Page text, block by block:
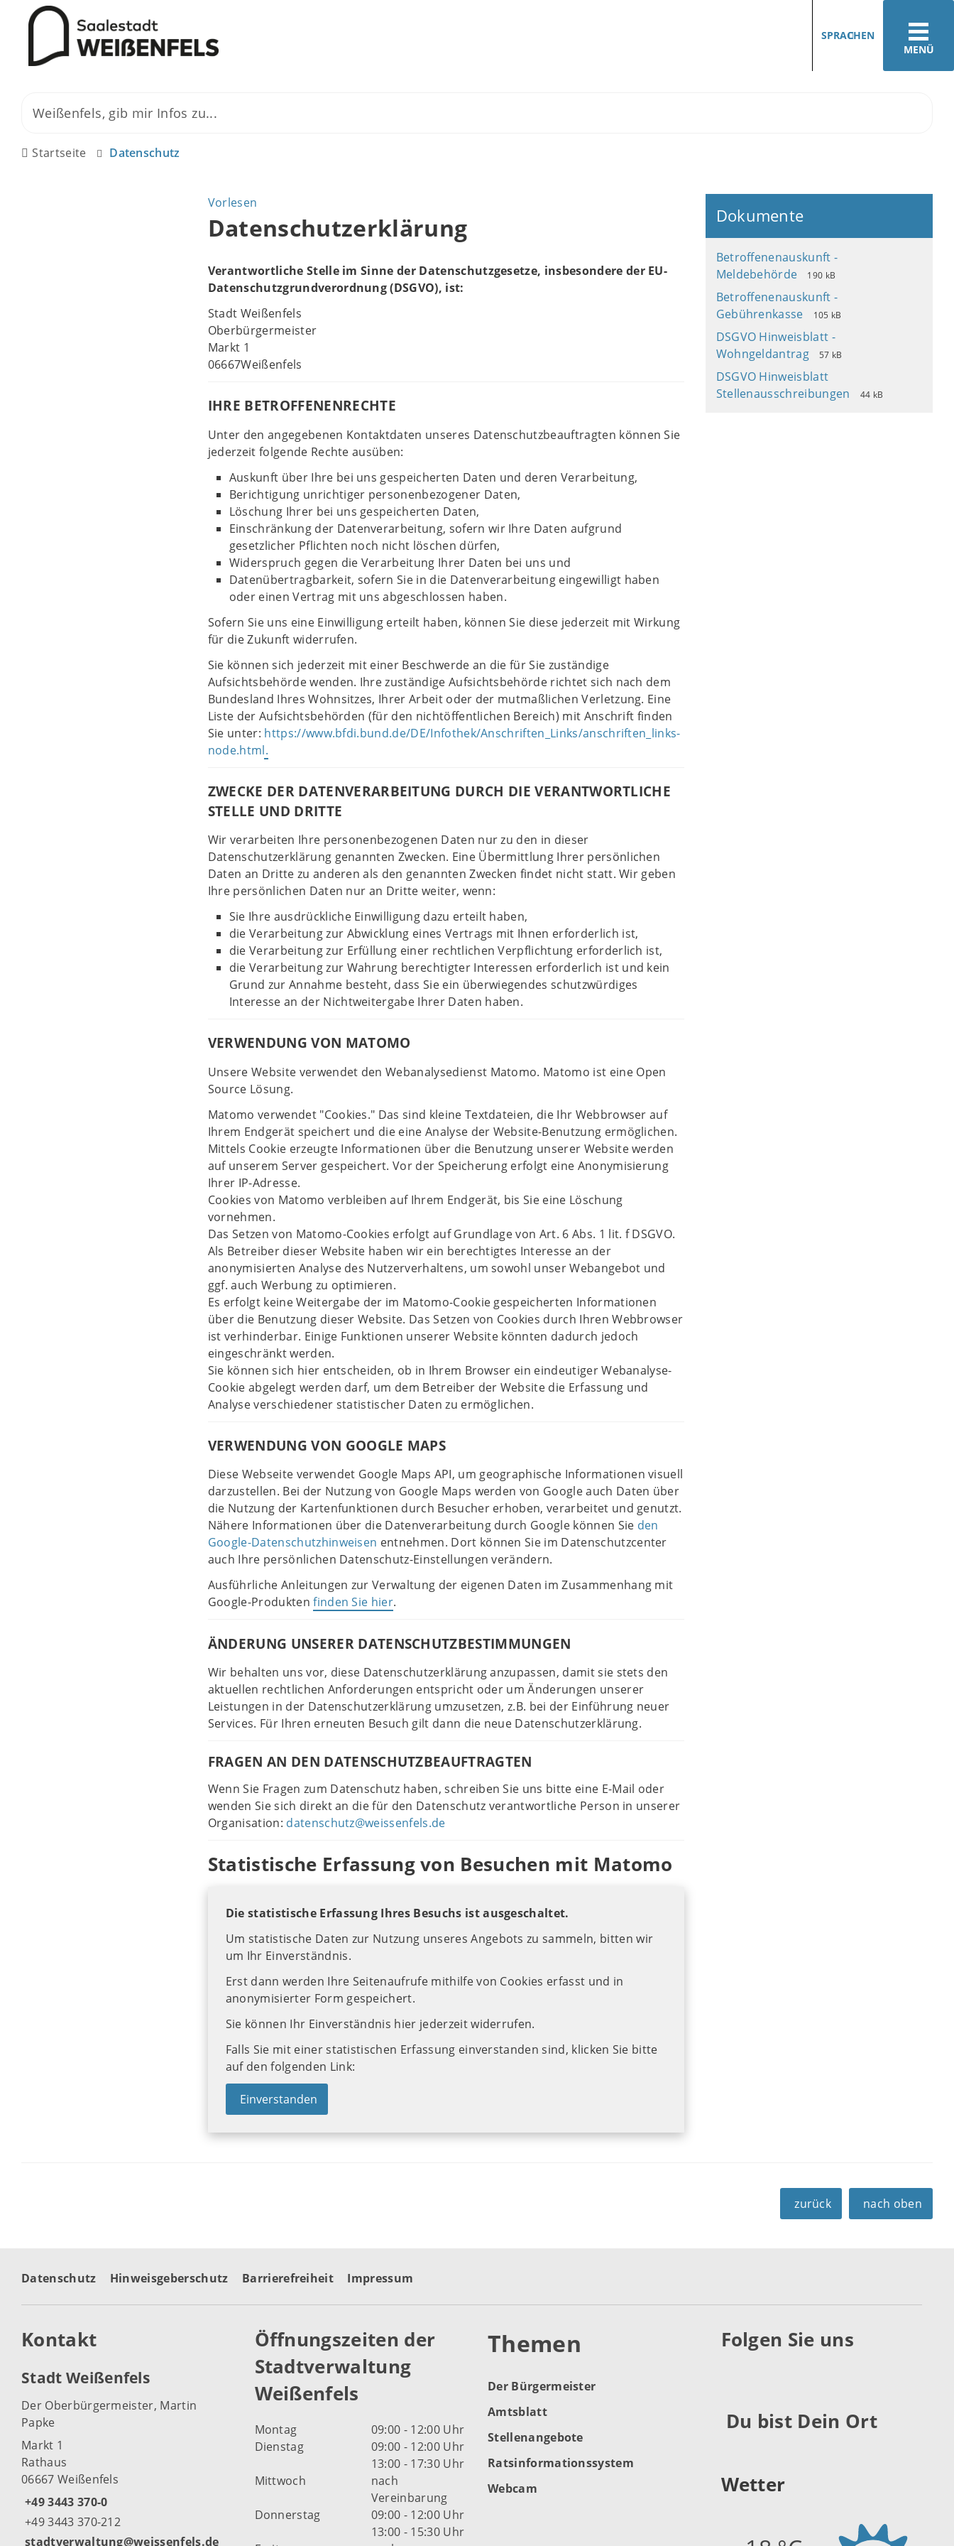
MENÜ
SPRACHEN
Startseite Datenschutz
Vorlesen
Datenschutzerklärung
Verantwortliche Stelle im Sinne der Datenschutzgesetze, insbesondere der EU-
Datenschutzgrundverordnung (DSGVO), ist:
Stadt Weißenfels
Oberbürgermeister
Markt 1
06667Weißenfels
IHRE BETROFFENENRECHTE
Unter den angegebenen Kontaktdaten unseres Datenschutzbeauftragten können Sie
jederzeit folgende Rechte ausüben:
Auskunft über Ihre bei uns gespeicherten Daten und deren Verarbeitung,
Berichtigung unrichtiger personenbezogener Daten,
Löschung Ihrer bei uns gespeicherten Daten,
Einschränkung der Datenverarbeitung, sofern wir Ihre Daten aufgrund
gesetzlicher Pflichten noch nicht löschen dürfen,
Widerspruch gegen die Verarbeitung Ihrer Daten bei uns und
Datenübertragbarkeit, sofern Sie in die Datenverarbeitung eingewilligt haben
oder einen Vertrag mit uns abgeschlossen haben.
Sofern Sie uns eine Einwilligung erteilt haben, können Sie diese jederzeit mit Wirkung
für die Zukunft widerrufen.
Sie können sich jederzeit mit einer Beschwerde an die für Sie zuständige
Aufsichtsbehörde wenden. Ihre zuständige Aufsichtsbehörde richtet sich nach dem
Bundesland Ihres Wohnsitzes, Ihrer Arbeit oder der mutmaßlichen Verletzung. Eine
Liste der Aufsichtsbehörden (für den nichtöffentlichen Bereich) mit Anschrift finden
Sie unter: https://www.bfdi.bund.de/DE/Infothek/Anschriften_Links/anschriften_links-
node.html.
ZWECKE DER DATENVERARBEITUNG DURCH DIE VERANTWORTLICHE
STELLE UND DRITTE
Wir verarbeiten Ihre personenbezogenen Daten nur zu den in dieser
Datenschutzerklärung genannten Zwecken. Eine Übermittlung Ihrer persönlichen
Daten an Dritte zu anderen als den genannten Zwecken findet nicht statt. Wir geben
Ihre persönlichen Daten nur an Dritte weiter, wenn:
Sie Ihre ausdrückliche Einwilligung dazu erteilt haben,
die Verarbeitung zur Abwicklung eines Vertrags mit Ihnen erforderlich ist,
die Verarbeitung zur Erfüllung einer rechtlichen Verpflichtung erforderlich ist,
die Verarbeitung zur Wahrung berechtigter Interessen erforderlich ist und kein
Grund zur Annahme besteht, dass Sie ein überwiegendes schutzwürdiges
Interesse an der Nichtweitergabe Ihrer Daten haben.
VERWENDUNG VON MATOMO
Unsere Website verwendet den Webanalysedienst Matomo. Matomo ist eine Open
Source Lösung.
Matomo verwendet "Cookies." Das sind kleine Textdateien, die Ihr Webbrowser auf
Ihrem Endgerät speichert und die eine Analyse der Website-Benutzung ermöglichen.
Mittels Cookie erzeugte Informationen über die Benutzung unserer Website werden
auf unserem Server gespeichert. Vor der Speicherung erfolgt eine Anonymisierung
Ihrer IP-Adresse.
Cookies von Matomo verbleiben auf Ihrem Endgerät, bis Sie eine Löschung
vornehmen.
Das Setzen von Matomo-Cookies erfolgt auf Grundlage von Art. 6 Abs. 1 lit. f DSGVO.
Als Betreiber dieser Website haben wir ein berechtigtes Interesse an der
anonymisierten Analyse des Nutzerverhaltens, um sowohl unser Webangebot und
ggf. auch Werbung zu optimieren.
Es erfolgt keine Weitergabe der im Matomo-Cookie gespeicherten Informationen
über die Benutzung dieser Website. Das Setzen von Cookies durch Ihren Webbrowser
ist verhinderbar. Einige Funktionen unserer Website könnten dadurch jedoch
eingeschränkt werden.
Sie können sich hier entscheiden, ob in Ihrem Browser ein eindeutiger Webanalyse-
Cookie abgelegt werden darf, um dem Betreiber der Website die Erfassung und
Analyse verschiedener statistischer Daten zu ermöglichen.
VERWENDUNG VON GOOGLE MAPS
Diese Webseite verwendet Google Maps API, um geographische Informationen visuell
darzustellen. Bei der Nutzung von Google Maps werden von Google auch Daten über
die Nutzung der Kartenfunktionen durch Besucher erhoben, verarbeitet und genutzt.
Nähere Informationen über die Datenverarbeitung durch Google können Sie den
Google-Datenschutzhinweisen entnehmen. Dort können Sie im Datenschutzcenter
auch Ihre persönlichen Datenschutz-Einstellungen verändern.
Ausführliche Anleitungen zur Verwaltung der eigenen Daten im Zusammenhang mit
Google-Produktenfinden Sie hier.
ÄNDERUNG UNSERER DATENSCHUTZBESTIMMUNGEN
Wir behalten uns vor, diese Datenschutzerklärung anzupassen, damit sie stets den
aktuellen rechtlichen Anforderungen entspricht oder um Änderungen unserer
Leistungen in der Datenschutzerklärung umzusetzen, z.B. bei der Einführung neuer
Services. Für Ihren erneuten Besuch gilt dann die neue Datenschutzerklärung.
FRAGEN AN DEN DATENSCHUTZBEAUFTRAGTEN
Wenn Sie Fragen zum Datenschutz haben, schreiben Sie uns bitte eine E-Mail oder
wenden Sie sich direkt an die für den Datenschutz verantwortliche Person in unserer
Organisation: datenschutz@weissenfels.de
Statistische Erfassung von Besuchen mit Matomo
Die statistische Erfassung Ihres Besuchs ist ausgeschaltet.
Um statistische Daten zur Nutzung unseres Angebots zu sammeln, bitten wir
um Ihr Einverständnis.
Erst dann werden Ihre Seitenaufrufe mithilfe von Cookies erfasst und in
anonymisierter Form gespeichert.
Sie können Ihr Einverständnis hier jederzeit widerrufen.
Falls Sie mit einer statistischen Erfassung einverstanden sind, klicken Sie bitte
auf den folgenden Link:
Einverstanden
Dokumente
Betroffenenauskunft -
Meldebehörde
190 kB
Betroffenenauskunft -
Gebührenkasse
105 kB
DSGVO Hinweisblatt -
Wohngeldantrag
57 kB
DSGVO Hinweisblatt
Stellenausschreibungen
44 kB
zurück nach oben
Datenschutz Hinweisgeberschutz Barrierefreiheit Impressum
Kontakt
Stadt Weißenfels
Der Oberbürgermeister, Martin
Papke
Markt 1
Rathaus
06667 Weißenfels
+49 3443 370-0
+49 3443 370-212
stadtverwaltung@weissenfels.de
Öffnungszeiten der
Stadtverwaltung
Weißenfels
Montag
09:00 - 12:00 Uhr
Dienstag
09:00 - 12:00 Uhr
13:00 - 17:30 Uhr
Mittwoch
nach
Vereinbarung
Donnerstag
09:00 - 12:00 Uhr
13:00 - 15:30 Uhr
Themen
Der Bürgermeister
Amtsblatt
Stellenangebote
Ratsinformationssystem
Webcam
Folgen Sie uns
Du bist Dein Ort
Wetter